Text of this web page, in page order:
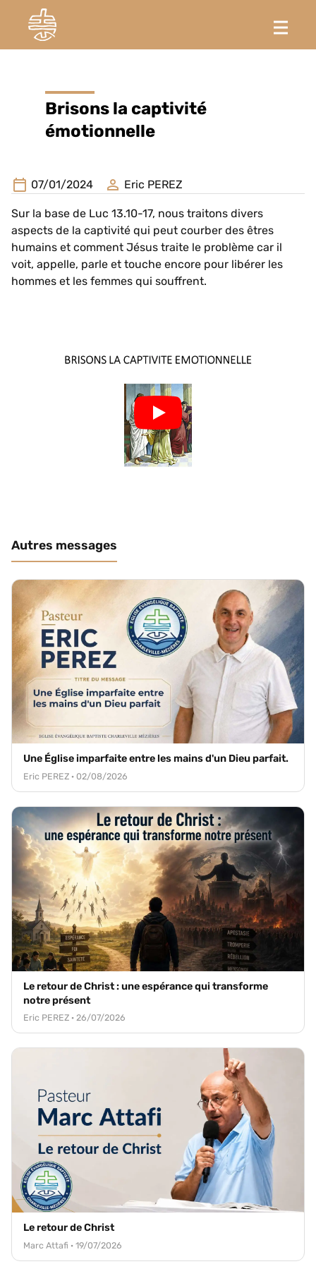
Brisons la captivité
émotionnelle
07/01/2024 Eric PEREZ
Sur la base de Luc 13.10-17, nous traitons divers
aspects de la captivité qui peut courber des êtres
humains et comment Jésus traite le problème car il
voit, appelle, parle et touche encore pour libérer les
hommes et les femmes qui souffrent.
Autres messages
Une Église imparfaite entre les mains d'un Dieu parfait.
Eric PEREZ · 02/08/2026
Le retour de Christ : une espérance qui transforme
notre présent
Eric PEREZ · 26/07/2026
Le retour de Christ
Marc Attafi · 19/07/2026